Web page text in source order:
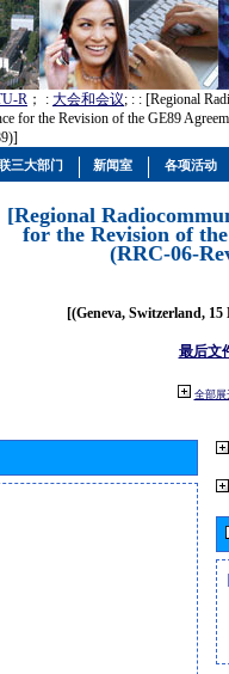
R ； : 大会和会议; : : [Regional
for the Revision of the GE89
[Regional
for the Revision of
(RRC-06-
[(Geneva, Switzerland, 15
最后文
全部展
三大部门 新闻室 各项活动